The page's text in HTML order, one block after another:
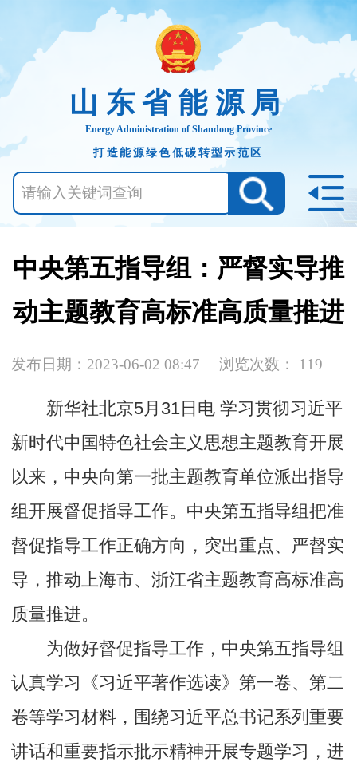
山东省能源局
Energy Administration of Shandong Province
打造能源绿色低碳转型示范区
中央第五指导组：严督实导推
动主题教育高标准高质量推进
发布日期：2023-06-02 08:47 浏览次数： 119
新华社北京5月31日电 学习贯彻习近平
新时代中国特色社会主义思想主题教育开展
以来，中央向第一批主题教育单位派出指导
组开展督促指导工作。中央第五指导组把准
督促指导工作正确方向，突出重点、严督实
导，推动上海市、浙江省主题教育高标准高
质量推进。
为做好督促指导工作，中央第五指导组
认真学习《习近平著作选读》第一卷、第二
卷等学习材料，围绕习近平总书记系列重要
讲话和重要指示批示精神开展专题学习，进